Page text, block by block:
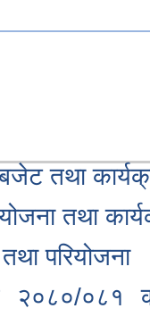
तथा
तथा
परियोजना
२०८०/